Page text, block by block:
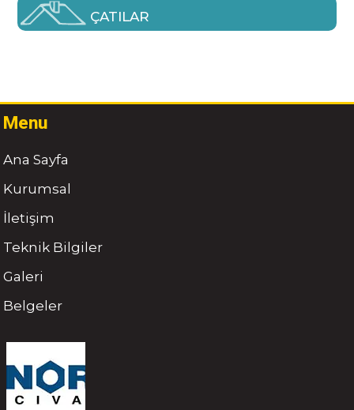
ÇATILAR
Menu
Ana Sayfa
Kurumsal
İletişim
Teknik Bilgiler
Galeri
Belgeler